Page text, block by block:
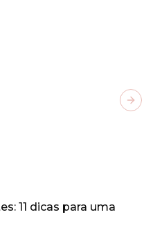
11 dicas para uma